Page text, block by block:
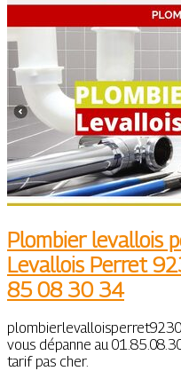
Plombier levallois
Levallois Perret
85 08 30 34
vous dépanne au
tarif pas cher.